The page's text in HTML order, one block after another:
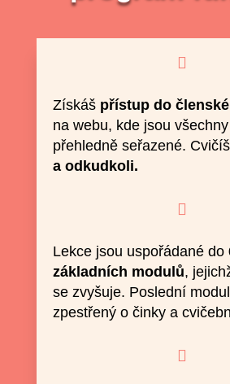

Získáš přístup do
na webu, kde jsou
přehledně seřazené. Cvičíš
a odkudkoli.

Lekce jsou uspořádané do
základních modulů,
se zvyšuje. Poslední
zpestřený o činky a
